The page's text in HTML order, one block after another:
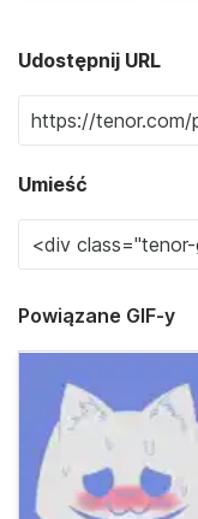
Udostępnij URL
Umieść
Powiązane GIF-y